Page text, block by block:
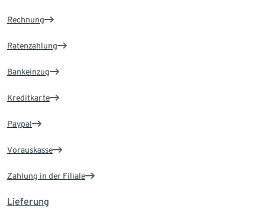
Rechnung
Ratenzahlung
Bankeinzug
Kreditkarte
Paypal
Vorauskasse
Zahlung in der Filiale
Lieferung